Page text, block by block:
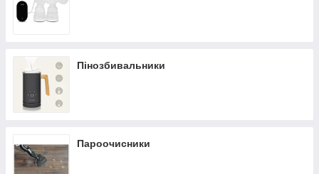
Пінозбивальники
Пароочисники